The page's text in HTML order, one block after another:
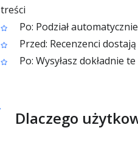
treści
Po: Podział
Przed: Recenzenci
Po: Wysyłasz dokładnie
Dlaczego